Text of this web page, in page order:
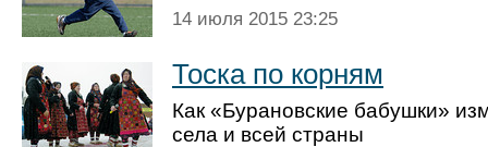
14 июля 2015 23:25
Тоска по корням
Как «Бурановские бабушки»
села и всей страны